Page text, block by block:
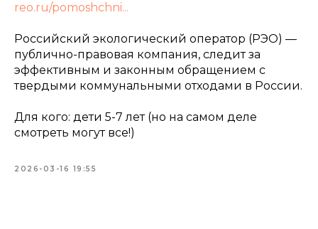
reo.ru/pomoshchni...
Российский экологический оператор (РЭО) —
публично-правовая компания, следит за
эффективным и законным обращением с
твердыми коммунальными отходами в России.
Для кого: дети 5-7 лет (но на самом деле
смотреть могут все!)
2026-03-16 19:55